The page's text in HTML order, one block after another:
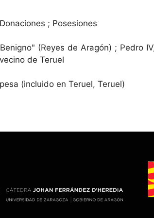
; Posesiones
(Reyes de Aragón) ; Pedro
de Teruel
(incluido en Teruel, Teruel)